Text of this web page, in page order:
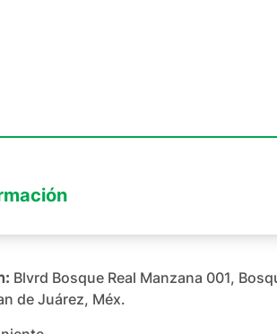
Blvrd Bosque Real Manzana 001,
de Juárez, Méx.